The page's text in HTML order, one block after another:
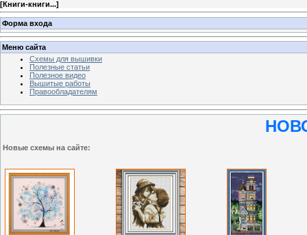
[Книги-книги...]
Форма входа
Меню сайта
Схемы для вышивки
Полезные статьи
Полезное видео
Вышитые работы
Правообладателям
Новые схемы на сайте: